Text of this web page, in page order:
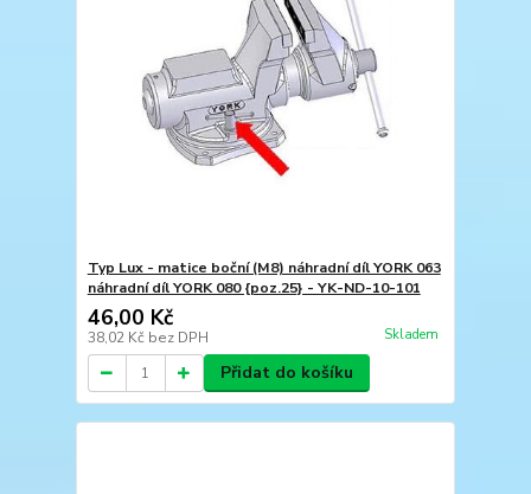
Typ Lux - matice boční (M8) náhradní díl YORK 063
náhradní díl YORK 080 {poz.25} - YK-ND-10-101
46,00 Kč
38,02 Kč bez DPH Skladem
Přidat do košíku